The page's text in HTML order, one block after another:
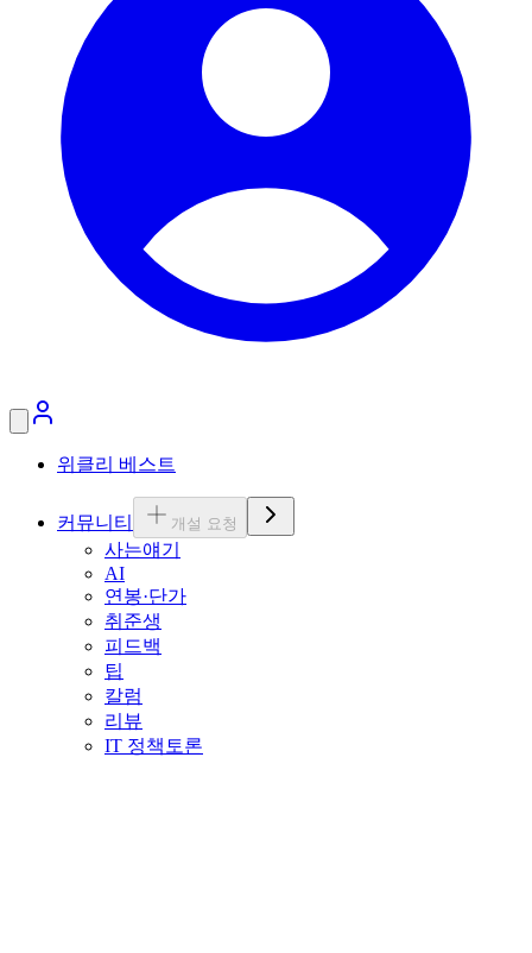
위클리 베스트
커뮤니티 개설 요청
사는얘기
AI
연봉·단가
취준생
피드백
팁
칼럼
리뷰
IT 정책토론